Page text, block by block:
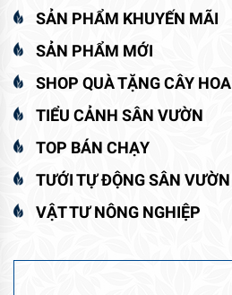
SẢN PHẨM KHUYẾN MÃI
SẢN PHẨM MỚI
SHOP QUÀ TẶNG CÂY HOA
TIỂU CẢNH SÂN VƯỜN
TOP BÁN CHẠY
TƯỚI TỰ ĐỘNG SÂN VƯỜN
VẬT TƯ NÔNG NGHIỆP